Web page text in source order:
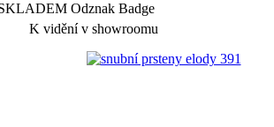
Odznak Badge
K vidění v showroomu